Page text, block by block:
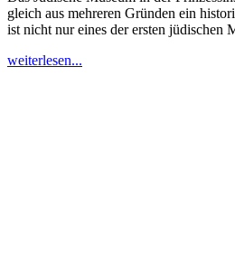
gleich aus mehreren Gründen ein
ist nicht nur eines der ersten jüdischen
weiterlesen...